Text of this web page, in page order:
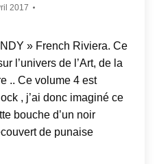
2017
» French Riviera. Ce
l’univers de l’Art, de la
.. Ce volume 4 est
, j’ai donc imaginé ce
bouche d’un noir
de punaise